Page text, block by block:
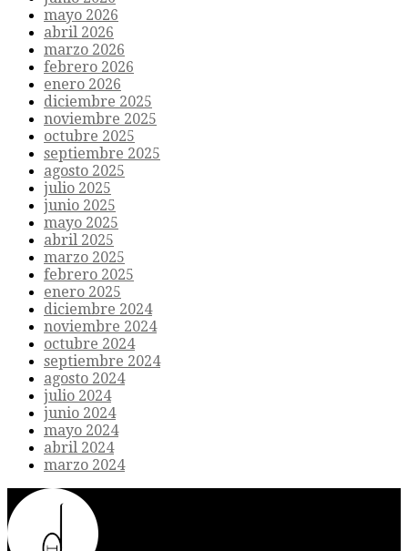
mayo 2026
abril 2026
marzo 2026
febrero 2026
enero 2026
diciembre 2025
noviembre 2025
octubre 2025
septiembre 2025
agosto 2025
julio 2025
junio 2025
mayo 2025
abril 2025
marzo 2025
febrero 2025
enero 2025
diciembre 2024
noviembre 2024
octubre 2024
septiembre 2024
agosto 2024
julio 2024
junio 2024
mayo 2024
abril 2024
marzo 2024